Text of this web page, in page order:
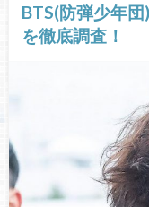
BTS(防弾少年
を徹底調査！